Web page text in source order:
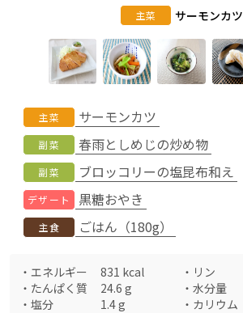
主菜 サーモンカツ
主菜 サーモンカツ
副菜 春雨としめじの炒め物
副菜 ブロッコリーの塩昆布和え
デザート 黒糖おやき
主食 ごはん（180g）
・ エネルギー 831 kcal ・ リン
・ たんぱく質 24.6 g ・ 水分量
・ 塩分 1.4g ・ カリウム